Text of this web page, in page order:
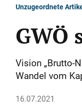
Unzugeordnete
GWÖ
Vision „Brutto-
Wandel vom
16.07.2021